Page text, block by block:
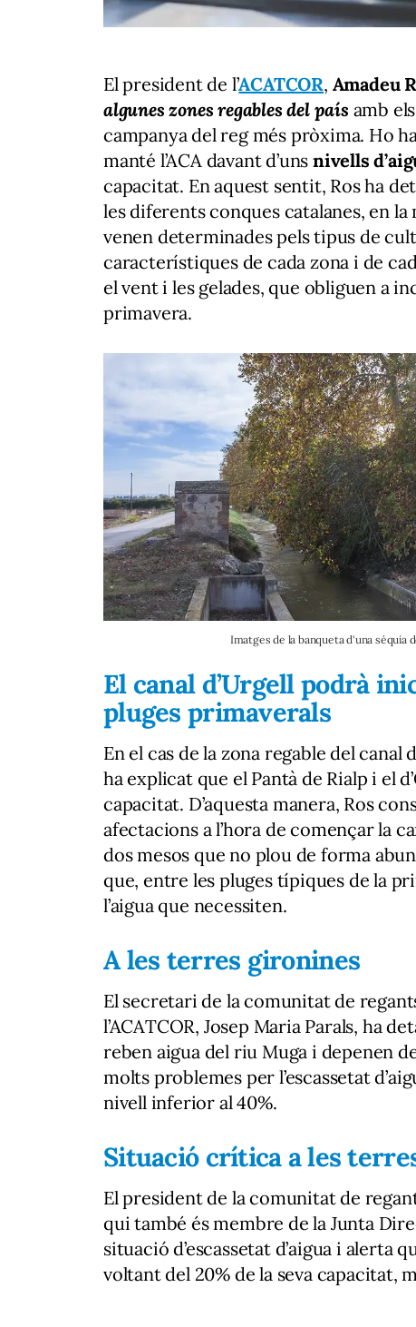
El president de l’ACATCOR, Amadeu
algunes zones regables del país amb
campanya del reg més pròxima. Ho
manté l’ACA davant d’unsnivells
capacitat. En aquest sentit, Ros ha
les diferents conques catalanes, en la
venen determinades pels tipus de
característiques de cada zona i de
el vent i les gelades, que obliguen a
primavera.
Imatges de la banqueta d'una séquia
El canal d’Urgell podrà
pluges primaverals
En el cas de la zona regable del canal
ha explicat que el Pantà de Rialp i el
capacitat. D’aquesta manera, Ros
afectacions a l’hora de començar la
dos mesos que no plou de forma
que, entre les pluges típiques de la
l’aigua que necessiten.
A les terres gironines
El secretari de la comunitat de
l’ACATCOR, Josep Maria Parals, ha
reben aigua del riu Muga i depenen
molts problemes per l’escassetat
nivell inferior al 40%.
Situació crítica a les
El president de la comunitat de
qui també és membre de la Junta
situació d’escassetat d’aigua i alerta
voltant del 20% de la seva capacitat,